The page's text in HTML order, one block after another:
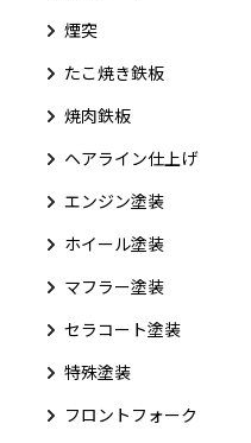
煙突
たこ焼き鉄板
焼肉鉄板
ヘアライン仕上げ
エンジン塗装
ホイール塗装
マフラー塗装
セラコート塗装
特殊塗装
フロントフォーク